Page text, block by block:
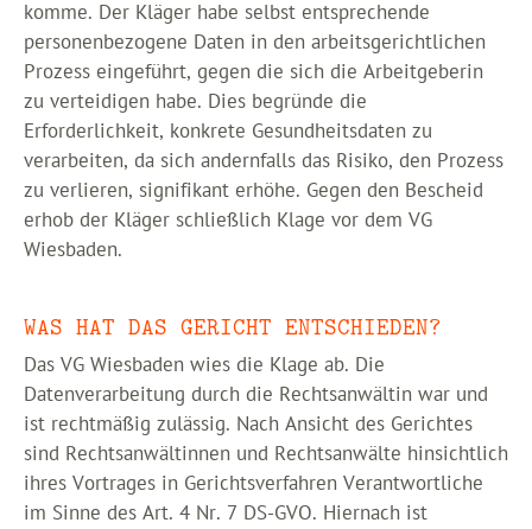
komme. Der Kläger habe selbst entsprechende
personenbezogene Daten in den arbeitsgerichtlichen
Prozess eingeführt, gegen die sich die Arbeitgeberin
zu verteidigen habe. Dies begründe die
Erforderlichkeit, konkrete Gesundheitsdaten zu
verarbeiten, da sich andernfalls das Risiko, den Prozess
zu verlieren, signifikant erhöhe. Gegen den Bescheid
erhob der Kläger schließlich Klage vor dem VG
Wiesbaden.
WAS HAT DAS GERICHT ENTSCHIEDEN?
Das VG Wiesbaden wies die Klage ab. Die
Datenverarbeitung durch die Rechtsanwältin war und
ist rechtmäßig zulässig. Nach Ansicht des Gerichtes
sind Rechtsanwältinnen und Rechtsanwälte hinsichtlich
ihres Vortrages in Gerichtsverfahren Verantwortliche
im Sinne des Art. 4 Nr. 7 DS-GVO. Hiernach ist